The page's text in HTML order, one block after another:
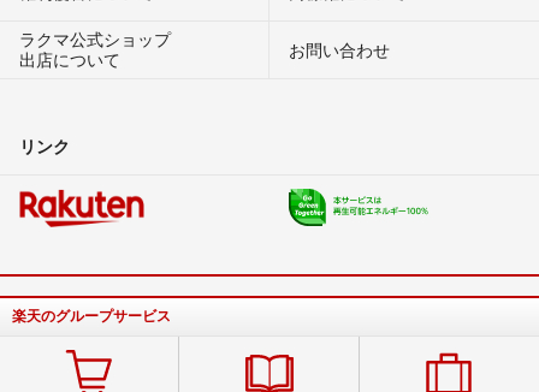
ラクマ公式ショップ
出店について
お問い合わせ
リンク
楽天のグループサービス